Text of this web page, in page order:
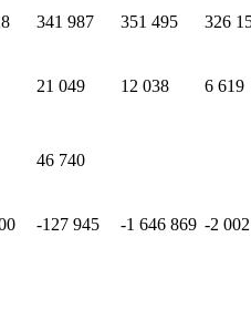
341 987 351 495
326
21 049 12 038 6 619
46 740
-127 945 -1 646 869 -2